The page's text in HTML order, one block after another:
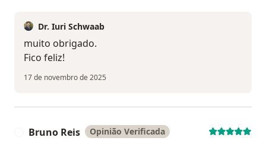
Dr. Iuri Schwaab
muito obrigado.
Fico feliz!
17 de novembro de 2025
Bruno Reis Opinião Verificada